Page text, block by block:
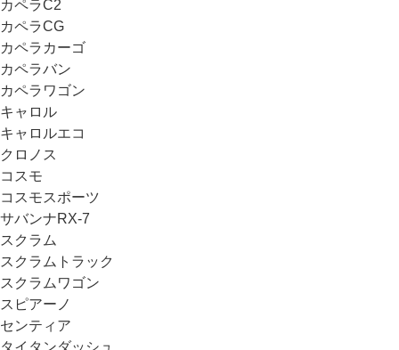
カペラC2
カペラCG
カペラカーゴ
カペラバン
カペラワゴン
キャロル
キャロルエコ
クロノス
コスモ
コスモスポーツ
サバンナRX-7
スクラム
スクラムトラック
スクラムワゴン
スピアーノ
センティア